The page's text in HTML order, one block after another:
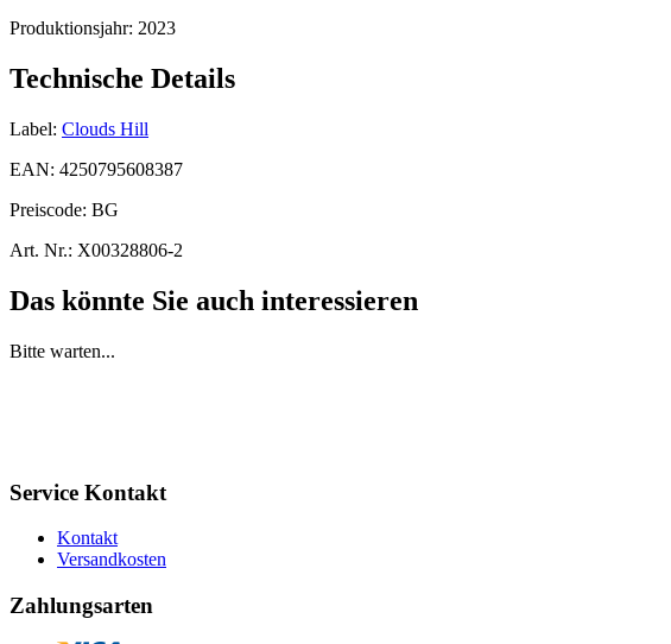
Produktionsjahr: 2023
Technische Details
Label: Clouds Hill
EAN: 4250795608387
Preiscode: BG
Art. Nr.: X00328806-2
Das könnte Sie auch interessieren
Bitte warten...
Service Kontakt
Kontakt
Versandkosten
Zahlungsarten